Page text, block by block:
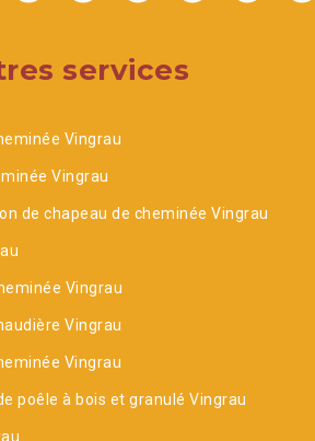
services
Vingrau
Vingrau
de chapeau de cheminée Vingrau
Vingrau
Vingrau
Vingrau
poêle à bois et granulé Vingrau